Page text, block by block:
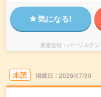
気になる!
派遣会社 パーソルテ
未読 掲載日 2026/07/30